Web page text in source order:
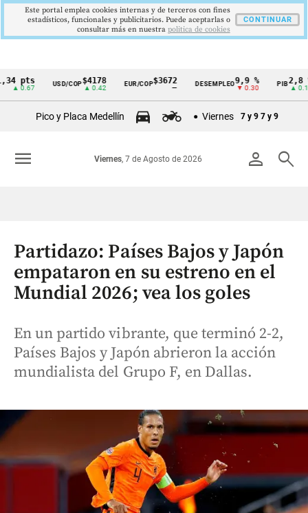
Cintillo
Colombia
pts
0.67
USD/COP$4178
▲ 0.42
EUR/COP$3672 DESEMPLEO9,9 %
▼ 0.30
2,8 %
▲ 0.10
Pico y Placa Medellín Viernes 7 y 9 7 y 9
person search
Viernes, 7 de Agosto de 2026
menu
Partidazo: Países Bajos y Japón
empataron en su estreno en el
Mundial 2026; vea los goles
En un partido vibrante, que terminó 2-2,
Países Bajos y Japón abrieron la acción
mundialista del Grupo F, en Dallas.
Este portal emplea cookies internas y de terceros con fines
estadísticos, funcionales y publicitarios. Puede aceptarlas o
consultar más en nuestra politica de cookies
CONTINUAR